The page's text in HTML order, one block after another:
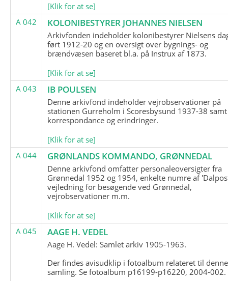
[Klik for at se]
A 042
KOLONIBESTYRER JOHANNES NIELSEN
Arkivfonden indeholder kolonibestyrer Nielsens
ført 1912-20 og en oversigt over bygnings- og
brændvæsen baseret bl.a. på Instrux af 1873.
[Klik for at se]
A 043
IB POULSEN
Denne arkivfond indeholder vejrobservationer på
stationen Gurreholm i Scoresbysund 1937-38 samt
korrespondance og erindringer.
[Klik for at se]
A 044
GRØNLANDS KOMMANDO, GRØNNEDAL
Denne arkivfond omfatter personaleoversigter fra
Grønnedal 1952 og 1954, enkelte numre af
vejledning for besøgende ved Grønnedal,
vejrobservationer m.m.
[Klik for at se]
A 045
AAGE H. VEDEL
Aage H. Vedel: Samlet arkiv 1905-1963.
Der findes avisudklip i fotoalbum relateret til denne
samling. Se fotoalbum p16199-p16220, 2004-002.